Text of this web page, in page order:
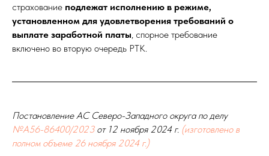
страхование подлежат исполнению в режиме,
установленном для удовлетворения требований о
выплате заработной платы, спорное требование
включено во вторую очередь РТК.
Постановление АС Северо-Западного округа по делу
№А56-86400/2023 от 12 ноября 2024 г. (изготовлено в
полном объеме 26 ноября 2024 г.)